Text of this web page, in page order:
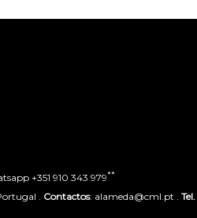
+351 910 343 979**
. Contactos: alameda@cml.pt . Tel.